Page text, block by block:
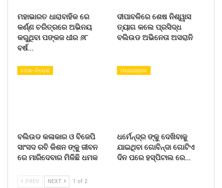
ମହାଭାରତ ଧାରାବାହିକ ରେ
କର୍ଣ୍ଣ ଚରିତ୍ରରେ ଅଭିନୟ
କରୁଥିବା ପଙ୍କଜ ଧୀର ୬୮
ବର୍ଷ…
ଦୀପାବଳିରେ ଶେଷ ନିଶ୍ୱାସ
ତ୍ୟାଗ କଲେ ପ୍ରସିଦ୍ଧ
ବଲିଉଡ ଅଭିନେତା ଅସରାନି
ଦେଶ- ବିଦେଶ
ବଲିଉଡ କଳାକାର ଓ ବିଜେପି
ସାଂସଦ ରବି କିଶନ ଙ୍କୁ ଜୀବନ
ରେ ମାରିଦେବାର ମିଳିଛି ଧମକ
ମନୋରଞ୍ଜନ
ଧର୍ମେନ୍ଦ୍ର ଙ୍କୁ ଦେଖିବାକୁ
ଯାଇଥିବା ଗୋବିନ୍ଦା ଗୋଟିଏ
ଦିନ ପରେ ହସ୍ପିଟାଲ ରେ…
PREV NEXT 1 of 2